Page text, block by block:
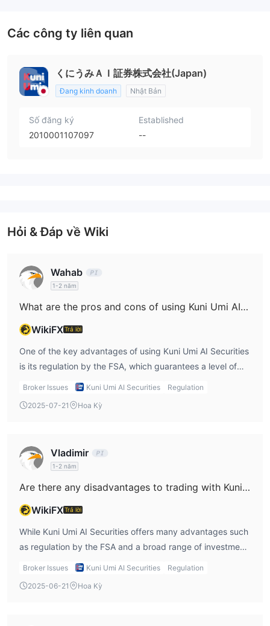
Các công ty liên quan
くにうみＡＩ証券株式会社(Japan)
Đang kinh doanh Nhật Bản
Số đăng ký
2010001107097
Established
--
Hỏi & Đáp về Wiki
Wahab
1-2 năm
What are the pros and cons of using Kuni Umi AI Securities?
WikiFXTrả lời
One of the key advantages of using Kuni Umi AI Securities
is its regulation by the FSA, which guarantees a level of
investor protection. Additionally, the firm offers a wide
M&A advisory, and personalized portfolio services.
major drawbacks. From my perspective, these limitations
could make it difficult for new traders to test the platform
before committing funds.
Broker Issues Kuni Umi AI Securities
Regulation
2025-07-21
Hoa Kỳ
Vladimir
1-2 năm
Are there any disadvantages to trading with Kuni Umi AI Securities?
WikiFXTrả lời
While Kuni Umi AI Securities offers many advantages such
as regulation by the FSA and a broad range of investment
services, it has notable disadvantages. One significant
difficult for new investors to try out the services before
Broker Issues Kuni Umi AI Securities
Regulation
2025-06-21
Hoa Kỳ